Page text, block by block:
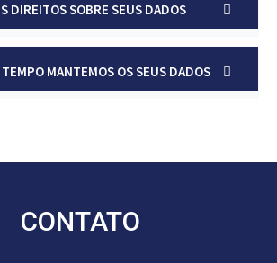
DIREITOS SOBRE SEUS DADOS
MANTEMOS OS SEUS DADOS
CONTATO